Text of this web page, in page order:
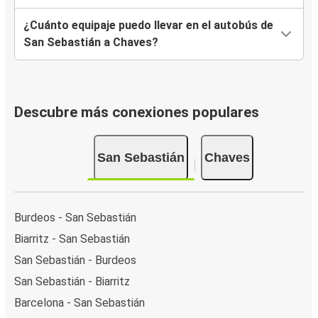
¿Cuánto equipaje puedo llevar en el autobús de
San Sebastián a Chaves?
Descubre más conexiones populares
San Sebastián Chaves
Burdeos - San Sebastián
Biarritz - San Sebastián
San Sebastián - Burdeos
San Sebastián - Biarritz
Barcelona - San Sebastián